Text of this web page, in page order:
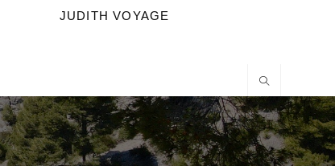
JUDITH VOYAGE